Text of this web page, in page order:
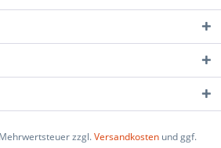
zzgl.Versandkosten und ggf.